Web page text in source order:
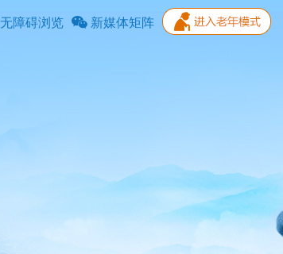
无障碍浏览 新媒体矩阵